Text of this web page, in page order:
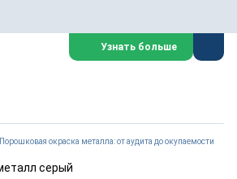
Узнать больше
Порошковая окраска металла: от аудита до окупаемости